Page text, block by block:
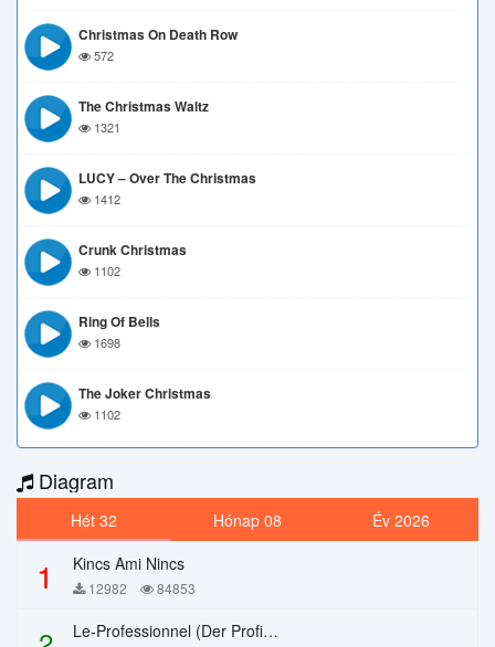
Christmas On Death Row
572
The Christmas Waltz
1321
LUCY – Over The Christmas
1412
Crunk Christmas
1102
Ring Of Bells
1698
The Joker Christmas
1102
Diagram
Hét 32 Hónap 08 Év 2026
1 Kincs Ami Nincs
12982 84853
Le-Professionnel (Der Profi) – Chi Mai